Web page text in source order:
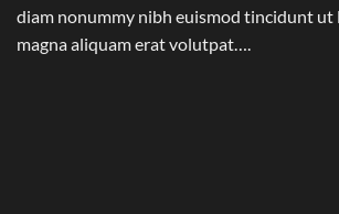
diam nonummy nibh euismod tincidunt ut
magna aliquam erat volutpat….